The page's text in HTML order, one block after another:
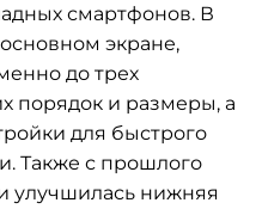
смартфонов. В
экране,
до трех
порядок и размеры, а
для быстрого
Также с прошлого
улучшилась нижняя